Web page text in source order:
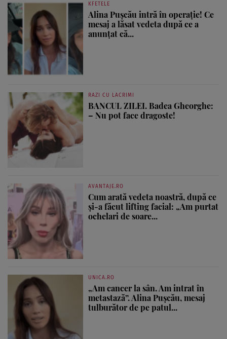
KFETELE
Alina Pușcău intră în operație! Ce
mesaj a lăsat vedeta după ce a
anunțat că...
RAZI CU LACRIMI
BANCUL ZILEI. Badea Gheorghe:
– Nu pot face dragoste!
AVANTAJE.RO
Cum arată vedeta noastră, după ce
și-a făcut lifting facial: „Am purtat
ochelari de soare...
UNICA.RO
„Am cancer la sân. Am intrat în
metastază”. Alina Pușcău, mesaj
tulburător de pe patul...